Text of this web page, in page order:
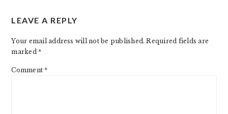
INTERACTIONS
LEAVE A REPLY
Your email address will not be published. Required fields are
marked*
Comment*